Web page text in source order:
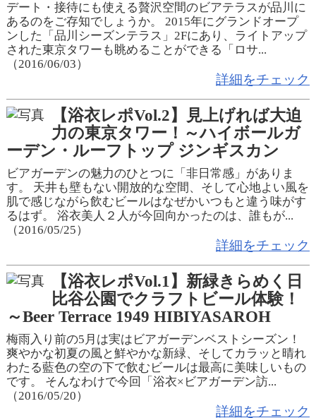
デート・接待にも使える贅沢空間のビアテラスが品川に
あるのをご存知でしょうか。 2015年にグランドオープ
ンした「品川シーズンテラス」2Fにあり、ライトアップ
された東京タワーも眺めることができる「ロサ...
（2016/06/03）
詳細をチェック
【浴衣レポVol.2】見上げれば大迫
力の東京タワー！～ハイボールガ
ーデン・ルーフトップ ジンギスカン
ビアガーデンの魅力のひとつに「非日常感」がありま
す。 天井も壁もない開放的な空間、そして心地よい風を
肌で感じながら飲むビールはなぜかいつもと違う味がす
るはず。 浴衣美人２人が今回向かったのは、誰もが...
（2016/05/25）
詳細をチェック
【浴衣レポVol.1】新緑きらめく日
比谷公園でクラフトビール体験！
～Beer Terrace 1949 HIBIYASAROH
梅雨入り前の5月は実はビアガーデンベストシーズン！
爽やかな初夏の風と鮮やかな新緑、そしてカラッと晴れ
わたる藍色の空の下で飲むビールは最高に美味しいもの
です。 そんなわけで今回「浴衣×ビアガーデン訪...
（2016/05/20）
詳細をチェック